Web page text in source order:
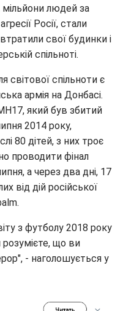
мільйони людей за
Росії, стали
свої будинки і
спільноті.
світової спільноти є
армія на Донбасі.
який був збитий
2014 року,
80 дітей, з них троє
проводити фінал
а через два дні, 17
від дій російської
з футболу 2018 року
що ви
- наголошується у